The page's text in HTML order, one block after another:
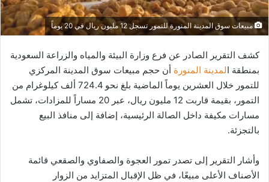
مبيعات سوق المدينة المنورة للتمور تسجل 12 مليون ريال في 20 يوماً
كشف التقرير الصادر عن فرع وزارة البيئة والمياه والزراعة السعودية
بمنطقة المدينة المنورة أن حجم مبيعات سوق المدينة المركزي
للتمور خلال العشرين يوماً الماضية بلغ نحو 724.4 ألف كيلوغرام من
التمور، بقيمة قاربت 12 مليون ريال، عبر 20 مساراً للمزادات، تشمل
مسارات مكيفة داخل الصالة الرئيسية، إضافة إلى منافذ البيع
بالتجزئة.
وأشار التقرير إلى تصدر تمور العجوة والصفاوي والصقعي قائمة
الأصناف الأعلى مبيعًا، في ظل الإقبال المتزايد من الزوار